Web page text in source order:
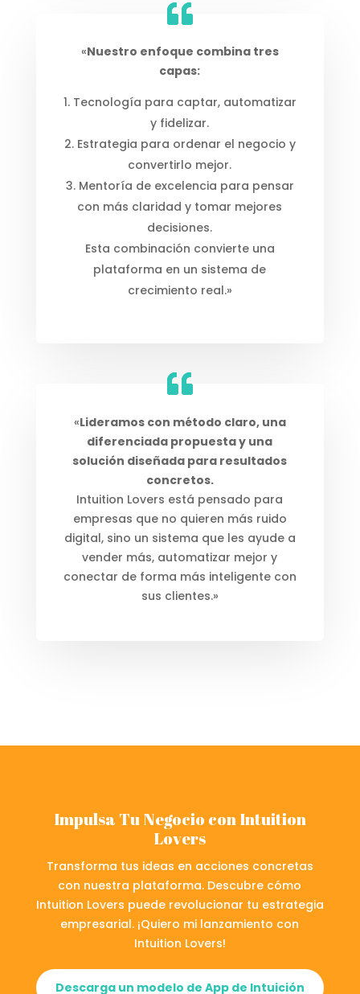
«Nuestro enfoque combina tres
capas:
Tecnología para captar, automatizar
y fidelizar.
Estrategia para ordenar el negocio y
convertirlo mejor.
Mentoría de excelencia para pensar
con más claridad y tomar mejores
decisiones.
Esta combinación convierte una
plataforma en un sistema de
crecimiento real.»
«Lideramos con método claro, una
diferenciada propuesta y una
solución diseñada para resultados
concretos.
Intuition Lovers está pensado para
empresas que no quieren más ruido
digital, sino un sistema que les ayude a
vender más, automatizar mejor y
conectar de forma más inteligente con
sus clientes.»
Impulsa Tu Negocio con Intuition
Lovers
Transforma tus ideas en acciones concretas
con nuestra plataforma. Descubre cómo
Intuition Lovers puede revolucionar tu estrategia
empresarial. ¡Quiero mi lanzamiento con
Intuition Lovers!
Descarga un modelo de App de Intuición